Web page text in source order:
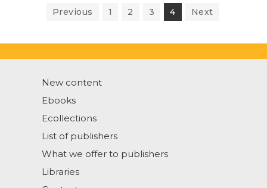
Previous 1 2 3 4 Next
New content
Ebooks
Ecollections
List of publishers
What we offer to publishers
Libraries